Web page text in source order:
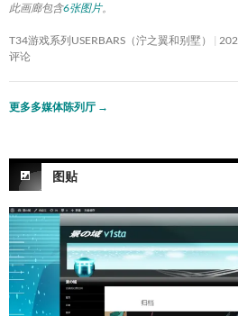
此画廊包含6张图片。
T34游戏系列USERBARS（泞之翼和别墅）
评论
更多多媒体陈列厅 →
图贴